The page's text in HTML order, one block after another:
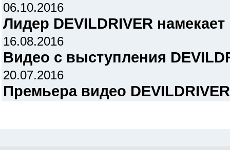
06.10.2016
Лидер DEVILDRIVER
16.08.2016
Видео с выступления
20.07.2016
Премьера видео